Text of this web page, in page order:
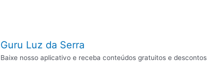
Guru Luz da Serra
Baixe nosso aplicativo e receba conteúdos gratuitos e descontos